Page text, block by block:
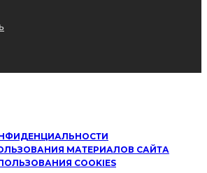
МАТЕРИАЛОВ САЙТА
COOKIES